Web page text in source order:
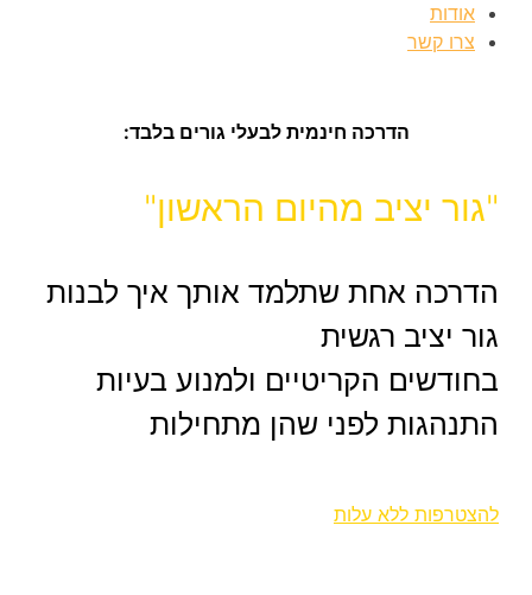
אודות
צרו קשר
הדרכה חינמית לבעלי גורים בלבד:
"גור יציב מהיום הראשון"
הדרכה אחת שתלמד אותך איך לבנות
גור יציב רגשית
בחודשים הקריטיים ולמנוע בעיות
התנהגות לפני שהן מתחילות
להצטרפות ללא עלות